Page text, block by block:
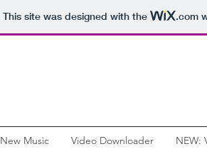
This site was designed with the .com
New Music Video Downloader NEW: